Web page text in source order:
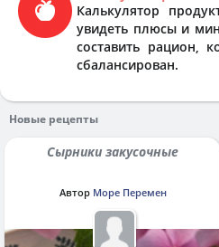
Калькулятор
увидеть плюсы и
составить рацион,
сбалансирован.
Новые рецепты
Сырники закусочные
Автор Море Перемен